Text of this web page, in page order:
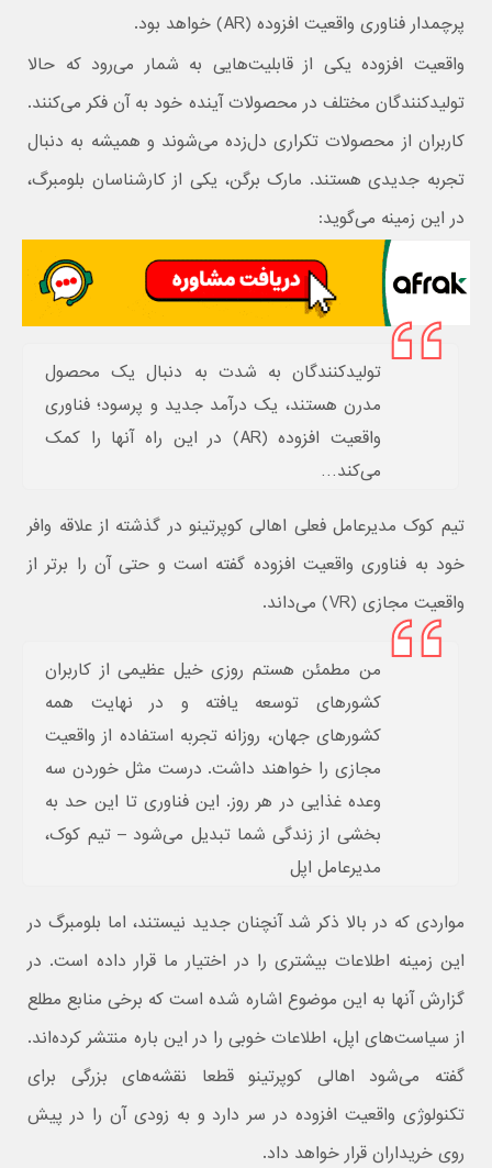
پرچمدار فناوری واقعیت افزوده (AR) خواهد بود.
واقعیت افزوده یکی از قابلیت‌هایی به شمار می‌رود که حالا
تولیدکنندگان مختلف در محصولات آینده خود به آن فکر می‌کنند.
کاربران از محصولات تکراری دل‌زده می‌شوند و همیشه به دنبال
تجربه جدیدی هستند. مارک برگن، یکی از کارشناسان بلومبرگ،
در این زمینه می‌گوید:
تولیدکنندگان به شدت به دنبال یک محصول
مدرن هستند، یک درآمد جدید و پرسود؛ فناوری
واقعیت افزوده (AR) در این راه آنها را کمک
می‌کند…
تیم کوک مدیرعامل فعلی اهالی کوپرتینو در گذشته از علاقه وافر
خود به فناوری واقعیت افزوده گفته است و حتی آن را برتر از
واقعیت مجازی (VR) می‌داند.
من مطمئن هستم روزی خیل عظیمی از کاربران
کشورهای توسعه یافته و در نهایت همه
کشورهای جهان، روزانه تجربه استفاده از واقعیت
مجازی را خواهند داشت. درست مثل خوردن سه
وعده غذایی در هر روز. این فناوری تا این حد به
بخشی از زندگی شما تبدیل می‌شود – تیم کوک،
مدیرعامل اپل
مواردی که در بالا ذکر شد آنچنان جدید نیستند، اما بلومبرگ در
این زمینه اطلاعات بیشتری را در اختیار ما قرار داده است. در
گزارش آنها به این موضوع اشاره شده است که برخی منابع مطلع
از سیاست‌های اپل، اطلاعات خوبی را در این باره منتشر کرده‌اند.
گفته می‌شود اهالی کوپرتینو قطعا نقشه‌های بزرگی برای
تکنولوژی واقعیت افزوده در سر دارد و به زودی آن را در پیش
روی خریداران قرار خواهد داد.